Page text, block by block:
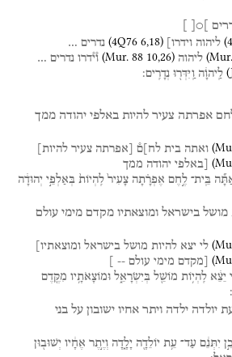
]○[
( ליהוה וידרו] (4Q76 6,18) נדרים …
( ליהוה (Mur. 88 10,26) ו֯י֯דרו נדרים …
( לַֽיהוָ֔ה וַֽיִּדְּר֖וּ נְדָרִֽים׃
אפרתה צעיר להיות באלפי יהודה ממך
( ואתה בית לח]ם֯ [אפרתה צעיר להיות]
( [באלפי יהודה ממך
בֵּֽית־ לֶ֣חֶם אֶפְרָ֗תָה צָעִיר֙ לִֽהְיוֹת֙ בְּאַלְפֵ֣י יְהוּדָ֔ה
מושל בישראל ומוצאתיו מקדם מימי עולם
( לי יצא להיות מושל בישראל ומוצאתיו]
( [מקדם מימי עולם --
יֵצֵ֔א לִֽהְי֥וֹת מוֹשֵׁ֖ל בְּיִשְׂרָאֵ֑ל וּמוֹצָאֹתָ֥יו מִקֶּ֖דֶם
יולדה ילדה ויתר אחיו ישובון על בני
יִתְּנֵ֔ם עַד־ עֵ֥ת יוֹלֵדָ֖ה יָלָ֑דָה וְיֶ֣תֶר אֶחָ֔יו יְשׁוּב֖וּן